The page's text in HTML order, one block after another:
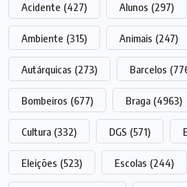
Acidente (427) Alunos (297)
Ambiente (315) Animais (247)
Autárquicas (273) Barcelos
Bombeiros (677) Braga (4963)
Cultura (332) DGS (571)
Eleições (523) Escolas (244)